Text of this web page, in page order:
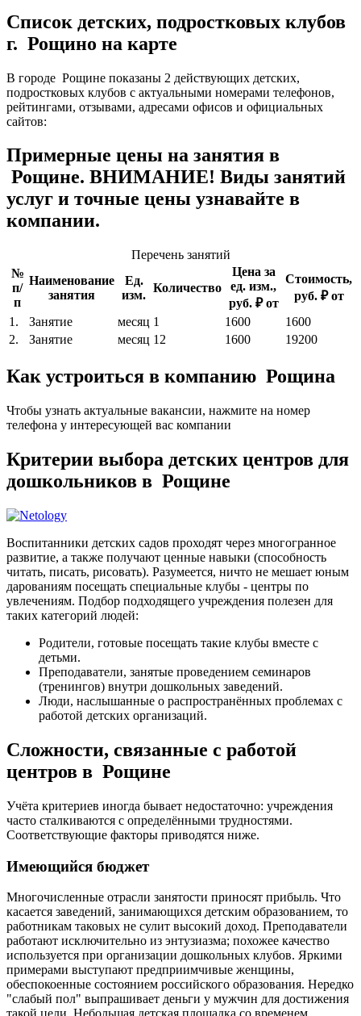
Список детских, подростковых клубов
г. Рощино на карте
В городе Рощине показаны 2 действующих детских,
подростковых клубов с актуальными номерами телефонов,
рейтингами, отзывами, адресами офисов и официальных
сайтов:
Примерные цены на занятия в
Рощине. ВНИМАНИЕ! Виды занятий
услуг и точные цены узнавайте в
компании.
Перечень занятий
№
п/
п
Наименование
занятия
Ед.
изм.
Количество
Цена за
ед. изм.,
руб. ₽ от
Стоимость,
руб. ₽ от
1.
Занятие месяц 1 1600
1600
2.
Занятие месяц 12 1600 19200
Как устроиться в компанию Рощина
Чтобы узнать актуальные вакансии, нажмите на номер
телефона у интересующей вас компании
Критерии выбора детских центров для
дошкольников в Рощине
Воспитанники детских садов проходят через многогранное
развитие, а также получают ценные навыки (способность
читать, писать, рисовать). Разумеется, ничто не мешает юным
дарованиям посещать специальные клубы - центры по
увлечениям. Подбор подходящего учреждения полезен для
таких категорий людей:
Родители, готовые посещать такие клубы вместе с
детьми.
Преподаватели, занятые проведением семинаров
(тренингов) внутри дошкольных заведений.
Люди, наслышанные о распространённых проблемах с
работой детских организаций.
Сложности, связанные с работой
центров в Рощине
Учёта критериев иногда бывает недостаточно: учреждения
часто сталкиваются с определёнными трудностями.
Соответствующие факторы приводятся ниже.
Имеющийся бюджет
Многочисленные отрасли занятости приносят прибыль. Что
касается заведений, занимающихся детским образованием, то
работникам таковых не сулит высокий доход. Преподаватели
работают исключительно из энтузиазма; похожее качество
используется при организации дошкольных клубов. Яркими
примерами выступают предприимчивые женщины,
обеспокоенные состоянием российского образования. Нередко
"слабый пол" выпрашивает деньги у мужчин для достижения